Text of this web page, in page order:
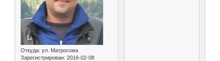
Откуда: ул. Матросова
Зарегистрирован: 2016-02-08